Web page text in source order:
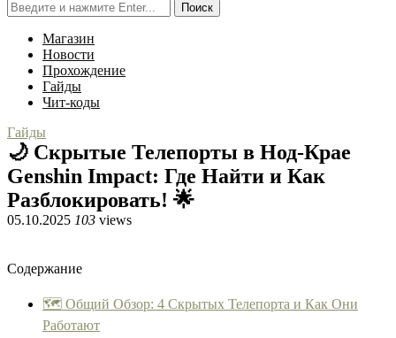
Поиск
Магазин
Новости
Прохождение
Гайды
Чит-коды
Гайды
🌙 Скрытые Телепорты в Нод-Крае
Genshin Impact: Где Найти и Как
Разблокировать! 🌟
05.10.2025 103 views
Содержание
🗺️ Общий Обзор: 4 Скрытых Телепорта и Как Они
Работают